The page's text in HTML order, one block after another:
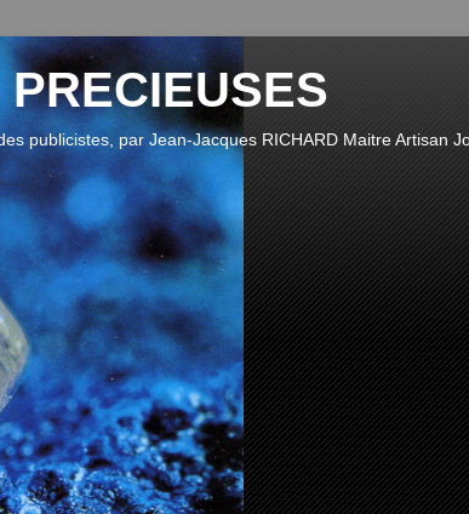
publicistes, par Jean-Jacques RICHARD Maitre Artisan